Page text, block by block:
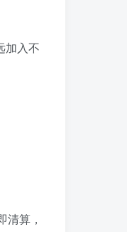
加入不
清算，